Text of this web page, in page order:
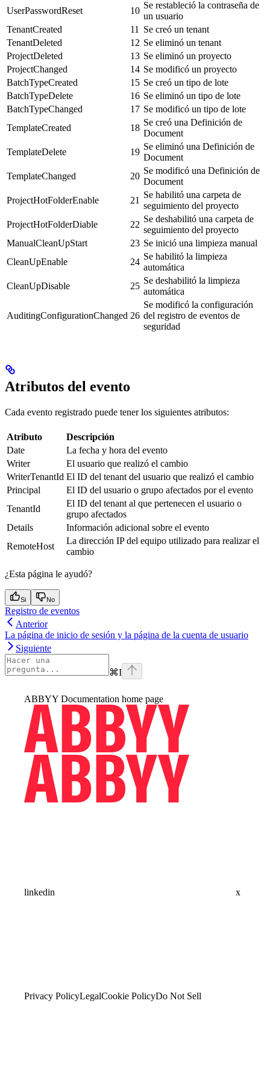
UserPasswordReset 10
Se restableció la contraseña de
un usuario
TenantCreated
11 Se creó un tenant
TenantDeleted
12 Se eliminó un tenant
ProjectDeleted
13 Se eliminó un proyecto
ProjectChanged
14 Se modificó un proyecto
BatchTypeCreated
15 Se creó un tipo de lote
BatchTypeDelete
16 Se eliminó un tipo de lote
BatchTypeChanged
17 Se modificó un tipo de lote
TemplateCreated
18
Se creó una Definición de
Document
TemplateDelete
19
Se eliminó una Definición de
Document
TemplateChanged
20
Se modificó una Definición de
Document
ProjectHotFolderEnable
21
Se habilitó una carpeta de
seguimiento del proyecto
ProjectHotFolderDiable
22
Se deshabilitó una carpeta de
seguimiento del proyecto
ManualCleanUpStart
23 Se inició una limpieza manual
CleanUpEnable
24
Se habilitó la limpieza
automática
CleanUpDisable
25
Se deshabilitó la limpieza
automática
AuditingConfigurationChanged 26
Se modificó la configuración
del registro de eventos de
seguridad
Atributos del evento
Cada evento registrado puede tener los siguientes atributos:
Atributo
Descripción
Date
La fecha y hora del evento
Writer
El usuario que realizó el cambio
WriterTenantId El ID del tenant del usuario que realizó el cambio
Principal
El ID del usuario o grupo afectados por el evento
TenantId
El ID del tenant al que pertenecen el usuario o
grupo afectados
Details
Información adicional sobre el evento
RemoteHost
La dirección IP del equipo utilizado para realizar el
cambio
¿Esta página le ayudó?
Si No
Registro de eventos
Anterior
La página de inicio de sesión y la página de la cuenta de usuario
Siguiente
⌘I
ABBYY Documentation home page
linkedin x
Privacy PolicyLegalCookie PolicyDo Not Sell